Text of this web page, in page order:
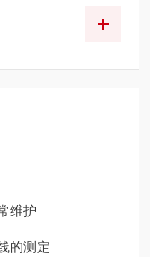
维护
的测定